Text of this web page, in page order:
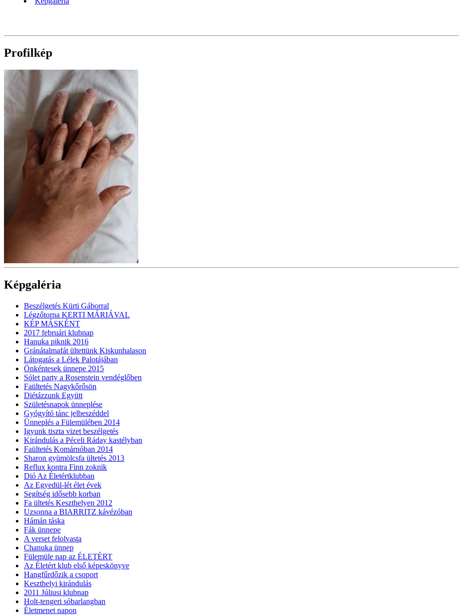
Profilkép
Képgaléria
Beszélgetés Kürti Gáborral
Légzőtorna KERTI MÁRIÁVAL
KÉP MÁSKÉNT
2017 februári klubnap
Hanuka piknik 2016
Gránátalmafát ültettünk Kiskunhalason
Látogatás a Lélek Palotájában
Önkéntesek ünnepe 2015
Sólet party a Rosenstein vendéglőben
Faültetés Nagykőrősön
Diétázzunk Együtt
Születésnapok ünneplése
Gyógyító tánc jelbeszéddel
Ünneplés a Fülemülében 2014
Igyunk tiszta vizet beszélgetés
Kirándulás a Péceli Ráday kastélyban
Faültetés Komárnóban 2014
Sharon gyümölcsfa ültetés 2013
Reflux kontra Finn zoknik
Dió Az Életértklubban
Az Egyedül-lét élet évek
Segítség idősebb korban
Fa ültetés Keszthelyen 2012
Uzsonna a BIARRITZ kávézóban
Hámán táska
Fák ünnepe
A verset felolvasta
Chanuka ünnep
Fülemüle nap az ÉLETÉRT
Az Életért klub első képeskönyve
Hangfűrdőzik a csoport
Keszthelyi kirándulás
2011 Júliusi klubnap
Holt-tengeri sóbarlangban
Életmenet napon